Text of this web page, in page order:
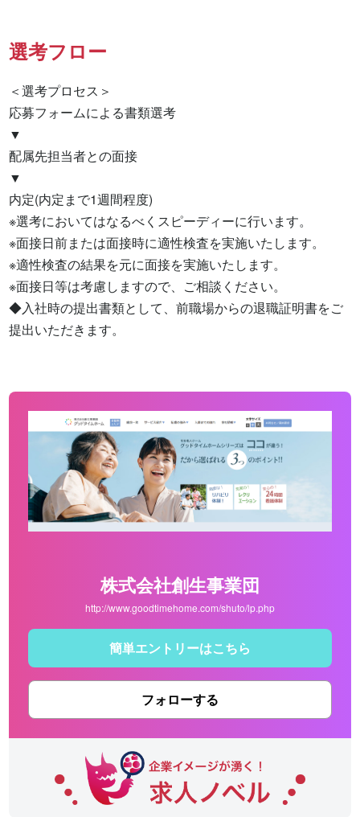
選考フロー
＜選考プロセス＞
応募フォームによる書類選考
▼
配属先担当者との面接
▼
内定(内定まで1週間程度)
※選考においてはなるべくスピーディーに行います。
※面接日前または面接時に適性検査を実施いたします。
※適性検査の結果を元に面接を実施いたします。
※面接日等は考慮しますので、ご相談ください。
◆入社時の提出書類として、前職場からの退職証明書をご
提出いただきます。
株式会社創生事業団
http://www.goodtimehome.com/shuto/lp.php
簡単エントリーはこちら
フォローする